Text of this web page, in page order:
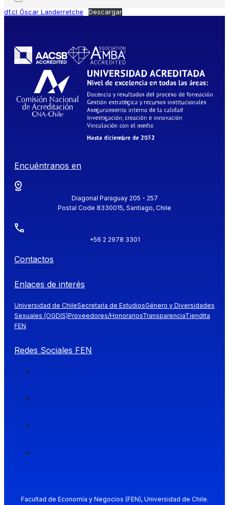
df.cl Óscar Landerretche Descargar
Encuéntranos en
Diagonal Paraguay 205 - 257
Postal Code 8330015, Santiago, Chile
+56 2 2978 3301
Contactos
Enlaces de interés
Universidad de ChileSecretaría de EstudiosGénero y Diversidades
Sexuales (OGDIS)Proveedores/HonorariosTransparenciaTiendita
FEN
Redes Sociales FEN
Facultad de Economía y Negocios (FEN), Universidad de Chile.